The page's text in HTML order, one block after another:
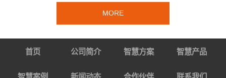
MORE
首页 公司简介 智慧方案 智慧产品